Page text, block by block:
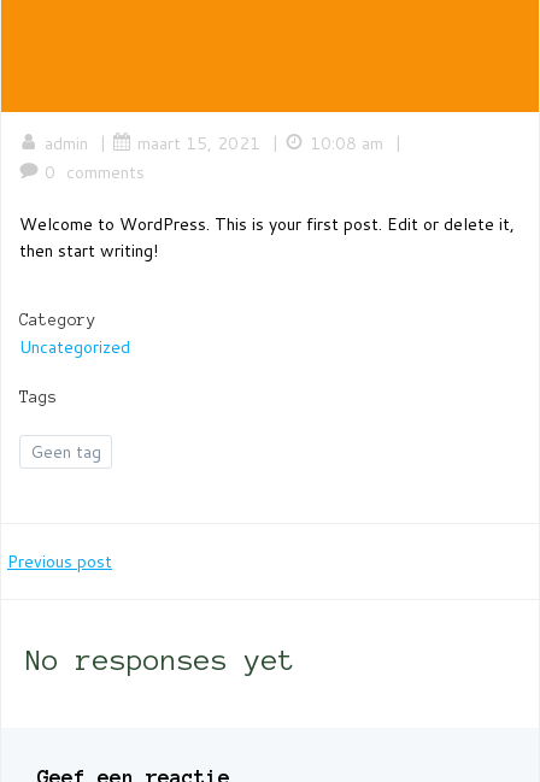
admin | maart 15, 2021 | 10:08 am
|
0 comments
Welcome to WordPress. This is your first post. Edit or delete it,
then start writing!
Category
Uncategorized
Tags
Geen tag
Bericht
Previous post
No responses yet
Geef een reactie